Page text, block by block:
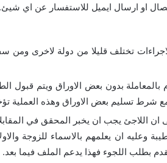
او ارسال ايميل للاستفسار عن اي شيئ.
تختلف قليلا من دولة لاخرى ومن
بدون بعض الاوراق ويتم قبول
شرط تسليم بعض الاوراق وهذه العملية
ان اللاجئ يجب ان يخبر المحقق في
وعليه ان يعلمهم بالاسماء للزوجة
بطلب اللجوء فهذا يدعم الملف فيما بعد.